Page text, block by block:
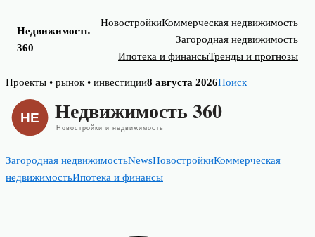
Недвижимость
360
НовостройкиКоммерческая недвижимость
Загородная недвижимость
Ипотека и финансыТренды и прогнозы
Skip
content
Проекты • рынок • инвестиции8 августа 2026Поиск
Загородная недвижимостьNewsНовостройкиКоммерческая
недвижимостьИпотека и финансы